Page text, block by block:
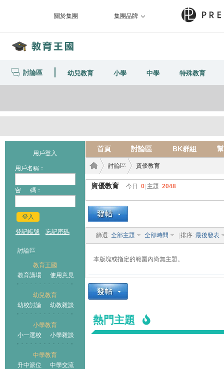
關於集團 集團品牌
討論區 幼兒教育 小學 中學 特殊教育
用戶登入
用戶名稱：
密 碼：
登入
登記帳號 忘記密碼
討論區
教育王國
教育講場
使用意見
幼兒教育
幼校討論
幼教雜談
小學教育
小一選校
小學雜談
中學教育
升中派位
中學交流
首頁 討論區 BK群組
教育›
討論區
›
資優教育
資優教育 今日: 0 主題: 2048
篩選: 全部主題 全部時間 排序: 最後發表
本版塊或指定的範圍內尚無主題。
熱門主題